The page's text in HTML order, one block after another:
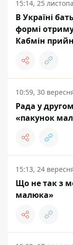
15:14, 25
В Україні
формі
Кабмін
10:59, 30
Рада у
«пакунок
15:13, 24
Що не так з
малюка»